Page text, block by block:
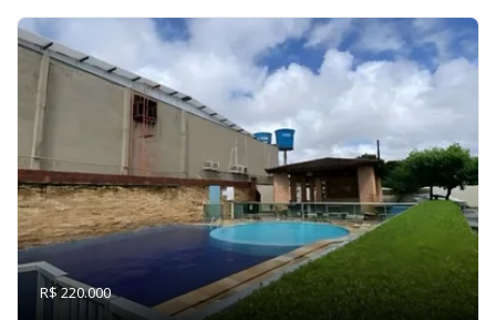
R$ 220.000